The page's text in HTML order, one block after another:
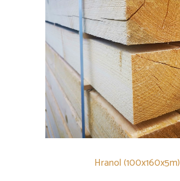
Hranol (100x160x5m)